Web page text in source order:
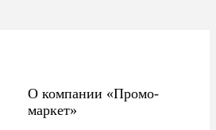
О компании «Промо-
маркет»